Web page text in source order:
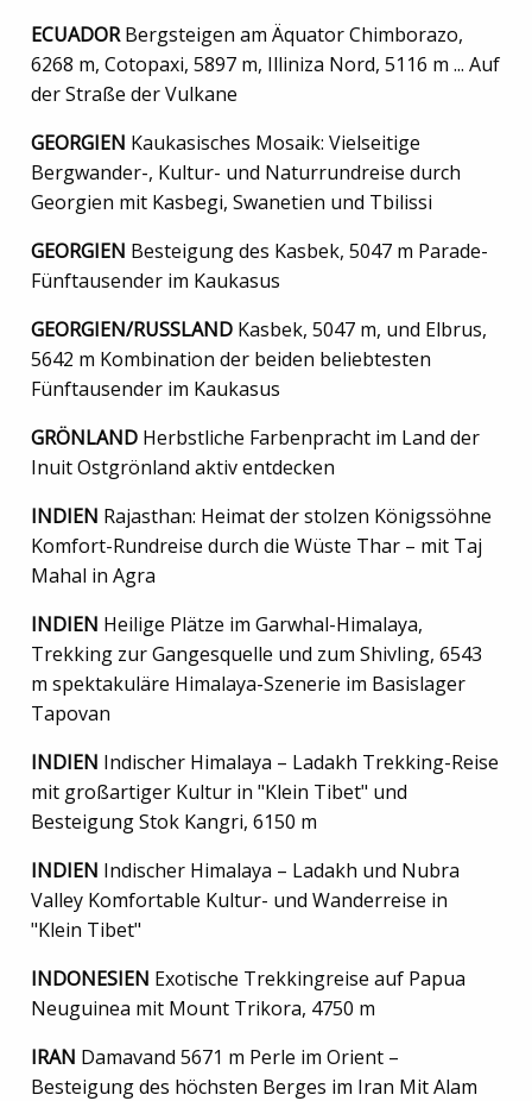
ECUADORBergsteigen am Äquator Chimborazo,
6268 m, Cotopaxi, 5897 m, Illiniza Nord, 5116 m ... Auf
der Straße der Vulkane
GEORGIEN Kaukasisches Mosaik: Vielseitige
Bergwander-, Kultur- und Naturrundreise durch
Georgien mit Kasbegi, Swanetien und Tbilissi
GEORGIEN Besteigung des Kasbek, 5047 m Parade-
Fünftausender im Kaukasus
GEORGIEN/RUSSLAND Kasbek, 5047 m, und Elbrus,
5642 m Kombination der beiden beliebtesten
Fünftausender im Kaukasus
GRÖNLAND Herbstliche Farbenpracht im Land der
Inuit Ostgrönland aktiv entdecken
INDIEN Rajasthan: Heimat der stolzen Königssöhne
Komfort-Rundreise durch die Wüste Thar – mit Taj
Mahal in Agra
INDIEN Heilige Plätze im Garwhal-Himalaya,
Trekking zur Gangesquelle und zum Shivling, 6543
m spektakuläre Himalaya-Szenerie im Basislager
Tapovan
INDIEN Indischer Himalaya – Ladakh Trekking-Reise
mit großartiger Kultur in "Klein Tibet" und
Besteigung Stok Kangri, 6150 m
INDIEN Indischer Himalaya – Ladakh und Nubra
Valley Komfortable Kultur- und Wanderreise in
"Klein Tibet"
INDONESIEN Exotische Trekkingreise auf Papua
Neuguinea mit Mount Trikora, 4750 m
IRAN Damavand 5671 m Perle im Orient –
Besteigung des höchsten Berges im Iran Mit Alam